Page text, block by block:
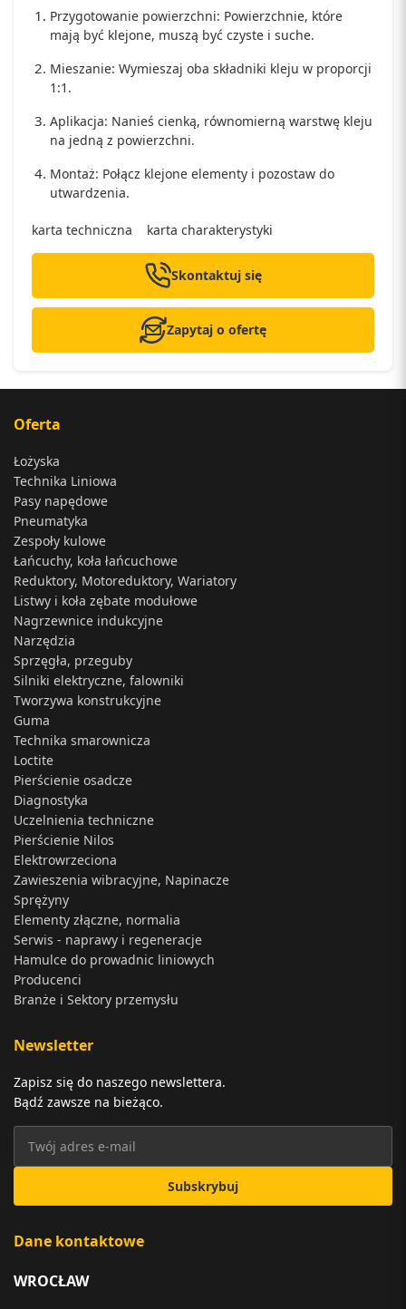
Przygotowanie powierzchni: Powierzchnie, które
mają być klejone, muszą być czyste i suche.
Mieszanie: Wymieszaj oba składniki kleju w proporcji
1:1.
Aplikacja: Nanieś cienką, równomierną warstwę kleju
na jedną z powierzchni.
Montaż: Połącz klejone elementy i pozostaw do
utwardzenia.
karta techniczna karta charakterystyki
Skontaktuj się
Zapytaj o ofertę
Oferta
Łożyska
Technika Liniowa
Pasy napędowe
Pneumatyka
Zespoły kulowe
Łańcuchy, koła łańcuchowe
Reduktory, Motoreduktory, Wariatory
Listwy i koła zębate modułowe
Nagrzewnice indukcyjne
Narzędzia
Sprzęgła, przeguby
Silniki elektryczne, falowniki
Tworzywa konstrukcyjne
Guma
Technika smarownicza
Loctite
Pierścienie osadcze
Diagnostyka
Uczelnienia techniczne
Pierścienie Nilos
Elektrowrzeciona
Zawieszenia wibracyjne, Napinacze
Sprężyny
Elementy złączne, normalia
Serwis - naprawy i regeneracje
Hamulce do prowadnic liniowych
Producenci
Branże i Sektory przemysłu
Newsletter
Zapisz się do naszego newslettera.
Bądź zawsze na bieżąco.
Subskrybuj
Dane kontaktowe
WROCŁAW